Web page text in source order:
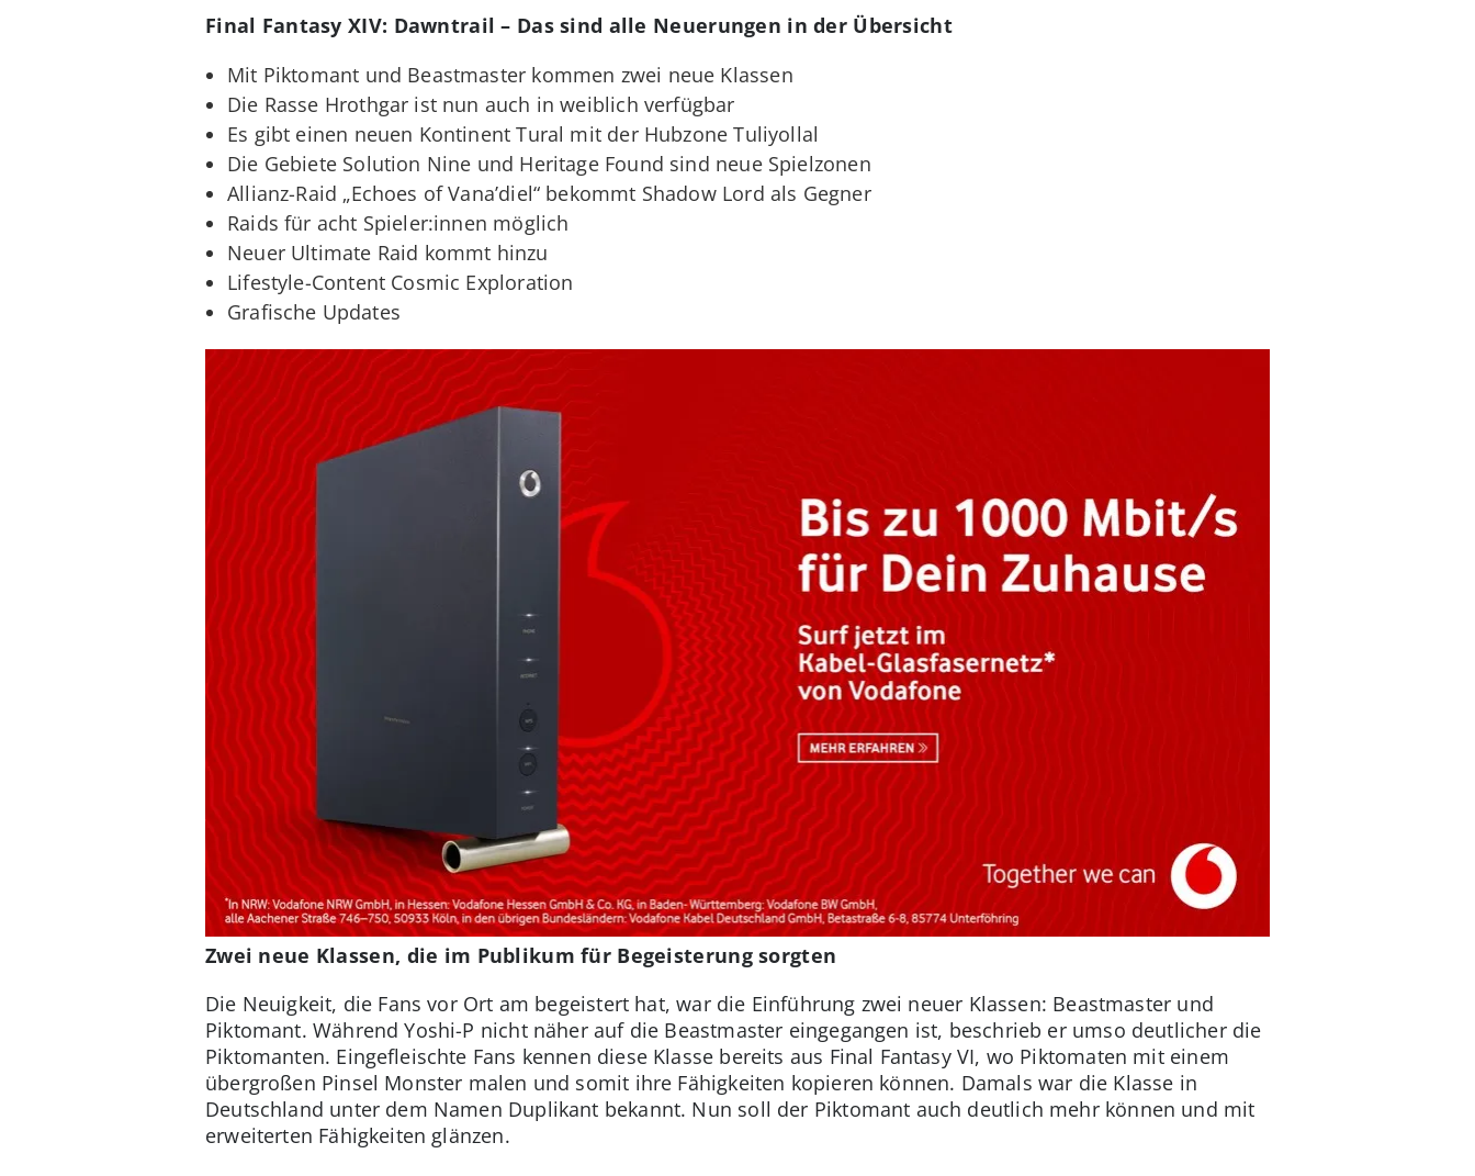
Final Fantasy XIV: Dawntrail – Das sind alle Neuerungen in der Übersicht
Mit Piktomant und Beastmaster kommen zwei neue Klassen
Die Rasse Hrothgar ist nun auch in weiblich verfügbar
Es gibt einen neuen Kontinent Tural mit der Hubzone Tuliyollal
Die Gebiete Solution Nine und Heritage Found sind neue Spielzonen
Allianz-Raid „Echoes of Vana’diel“ bekommt Shadow Lord als Gegner
Raids für acht Spieler:innen möglich
Neuer Ultimate Raid kommt hinzu
Lifestyle-Content Cosmic Exploration
Grafische Updates
Zwei neue Klassen, die im Publikum für Begeisterung sorgten
Die Neuigkeit, die Fans vor Ort am begeistert hat, war die Einführung zwei neuer Klassen: Beastmaster und
Piktomant. Während Yoshi-P nicht näher auf die Beastmaster eingegangen ist, beschrieb er umso deutlicher die
Piktomanten. Eingefleischte Fans kennen diese Klasse bereits aus Final Fantasy VI, wo Piktomaten mit einem
übergroßen Pinsel Monster malen und somit ihre Fähigkeiten kopieren können. Damals war die Klasse in
Deutschland unter dem Namen Duplikant bekannt. Nun soll der Piktomant auch deutlich mehr können und mit
erweiterten Fähigkeiten glänzen.